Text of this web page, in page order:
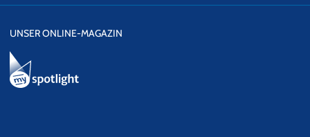
UNSER ONLINE-MAGAZIN